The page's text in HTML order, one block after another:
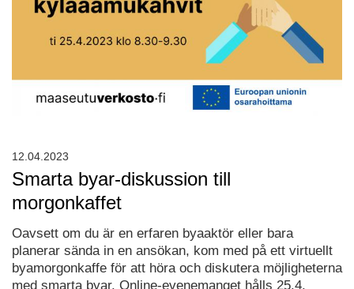
Smarta byar-diskussion till
morgonkaffet
Oavsett om du är en erfaren byaaktör eller bara
planerar sända in en ansökan, kom med ​​på ett virtuellt
byamorgonkaffe för att höra och diskutera möjligheterna
med smarta byar. Online-evenemanget hålls 25.4.
12.04.2023